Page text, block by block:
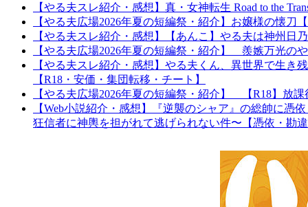
【やる夫スレ紹介・感想】真・女神転生 Road to the
【やる夫広場2026年夏の短編祭・紹介】お嬢様の懐
【やる夫スレ紹介・感想】【あんこ】やる夫は神州
【やる夫広場2026年夏の短編祭・紹介】 羨嫉万光の
【やる夫スレ紹介・感想】やる夫くん、異世界で生
【R18・安価・集団転移・チート】
【やる夫広場2026年夏の短編祭・紹介】 【R18】放
【Web小説紹介・感想】『逆襲のシャア』の総帥に
狂信者に神輿を担がれて逃げられない件〜【憑依・勘